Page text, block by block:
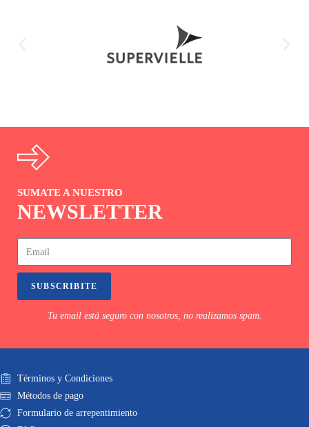
SUMATE A NUESTRO
NEWSLETTER
SUBSCRIBITE
Tu email está seguro con nosotros, no realizamos spam.
Términos y Condiciones
Métodos de pago
Formulario de arrepentimiento